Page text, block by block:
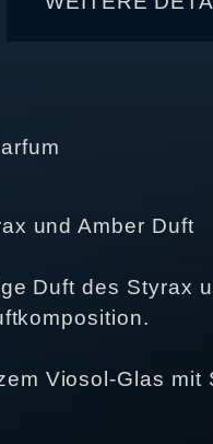
und Amber Duft
Duft des Styrax
Viosol-Glas mit